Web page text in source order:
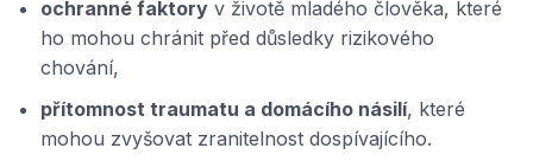
ochranné faktory v životě mladého člověka, které
ho mohou chránit před důsledky rizikového
chování,
přítomnost traumatu a domácího násilí, které
mohou zvyšovat zranitelnost dospívajícího.